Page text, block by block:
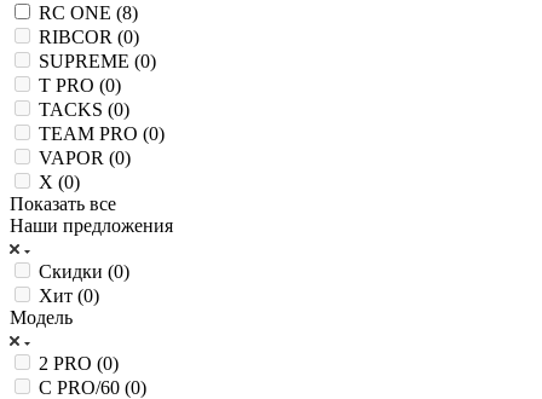
RC ONE (8)
RIBCOR (0)
SUPREME (0)
T PRO (0)
TACKS (0)
TEAM PRO (0)
VAPOR (0)
X (0)
Показать все
Наши предложения
Скидки (0)
Хит (0)
Модель
2 PRO (0)
C PRO/60 (0)